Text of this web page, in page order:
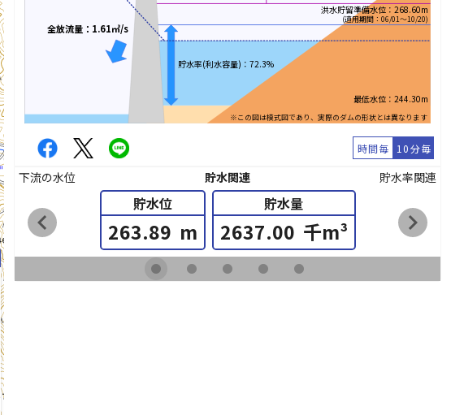
※この図は模式図であり、実際のダムの形状とは異なります
洪水貯留準備水位：268.60m
(適用期間：06/01～10/20)
最低水位：244.30m
貯水率(利水容量)：72.3%
全放流量：1.61㎥/s
時間毎 10分毎
下流の水位 貯水関連 貯水率関連
貯水位
263.89 m
貯水量
2637.00 千m³
chevron_left chevron_right
fiber_manual_record fiber_manual_record fiber_manual_record fiber_manual_record fiber_manual_record